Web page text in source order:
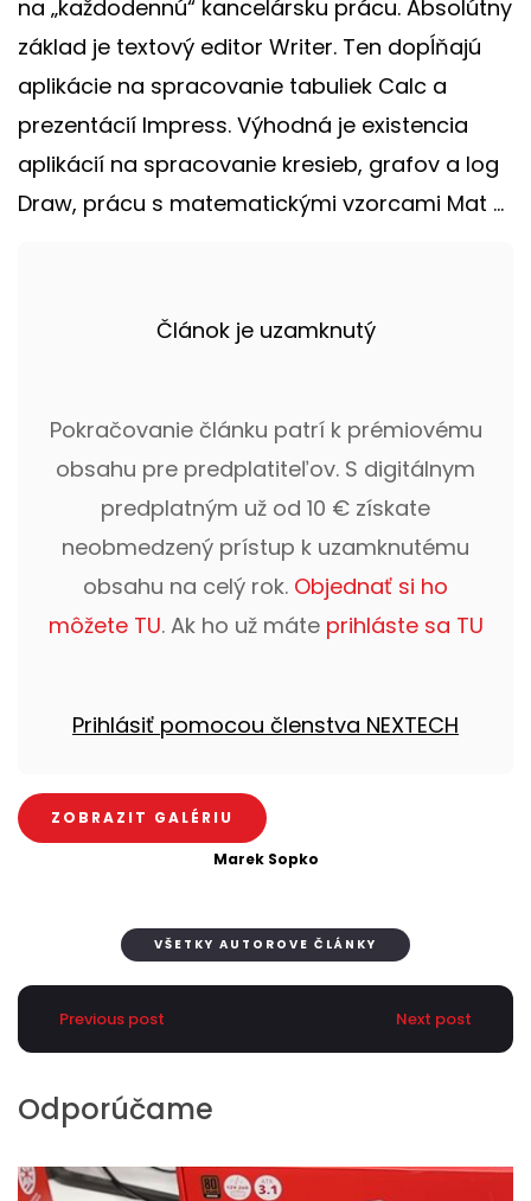
na „každodennú“ kancelársku prácu. Absolútny
základ je textový editor Writer. Ten dopĺňajú
aplikácie na spracovanie tabuliek Calc a
prezentácií Impress. Výhodná je existencia
aplikácií na spracovanie kresieb, grafov a log
Draw, prácu s matematickými vzorcami Mat ...
Článok je uzamknutý
Pokračovanie článku patrí k prémiovému
obsahu pre predplatiteľov. S digitálnym
predplatným už od 10 € získate
neobmedzený prístup k uzamknutému
obsahu na celý rok. Objednať si ho
môžete TU. Ak ho už máte prihláste sa TU
Prihlásiť pomocou členstva NEXTECH
ZOBRAZIT GALÉRIU
Marek Sopko
VŠETKY AUTOROVE ČLÁNKY
Previous post Next post
Odporúčame